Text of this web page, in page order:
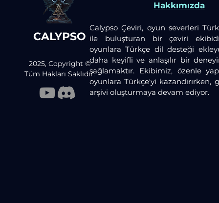
CALYPSO
2025, Copyright ©
Tüm Hakları Saklıdır.
Hakkımızda
Calypso Çeviri, oyun severleri
ile buluşturan bir çeviri
oyunlara Türkçe dil desteği
daha keyifli ve anlaşılır bir
sağlamaktır. Ekibimiz, özenle
oyunlara Türkçe'yi kazandırırken,
arşivi oluşturmaya devam ediyor.​